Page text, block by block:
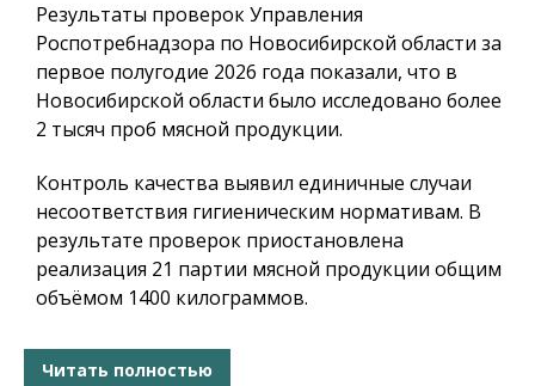
Результаты проверок Управления
Роспотребнадзора по Новосибирской области за
первое полугодие 2026 года показали, что в
Новосибирской области было исследовано более
2 тысяч проб мясной продукции.
Контроль качества выявил единичные случаи
несоответствия гигиеническим нормативам. В
результате проверок приостановлена
реализация 21 партии мясной продукции общим
объёмом 1400 килограммов.
Читать полностью